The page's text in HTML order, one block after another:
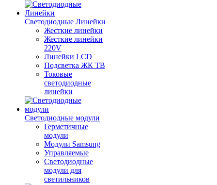
Светодиодные Линейки
Жесткие линейки
Жесткие линейки
220V
Линейки LCD
Подсветка ЖК ТВ
Токовые
светодиодные
линейки
Светодиодные модули
Герметичные
модули
Модули Samsung
Управляемые
Светодиодные
модули для
светильников